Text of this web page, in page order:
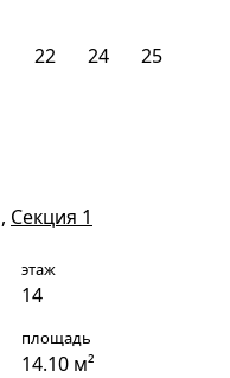
22 24 25
, Секция 1
этаж
14
площадь
14.10 м²